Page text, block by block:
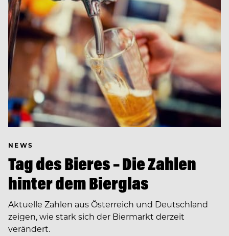
NEWS
Tag des Bieres – Die Zahlen
hinter dem Bierglas
Aktuelle Zahlen aus Österreich und Deutschland
zeigen, wie stark sich der Biermarkt derzeit
verändert.